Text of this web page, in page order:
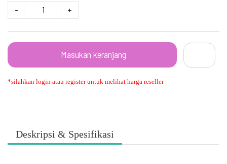
- +
Masukan keranjang
*silahkan login atau register untuk melihat harga reseller
Deskripsi & Spesifikasi